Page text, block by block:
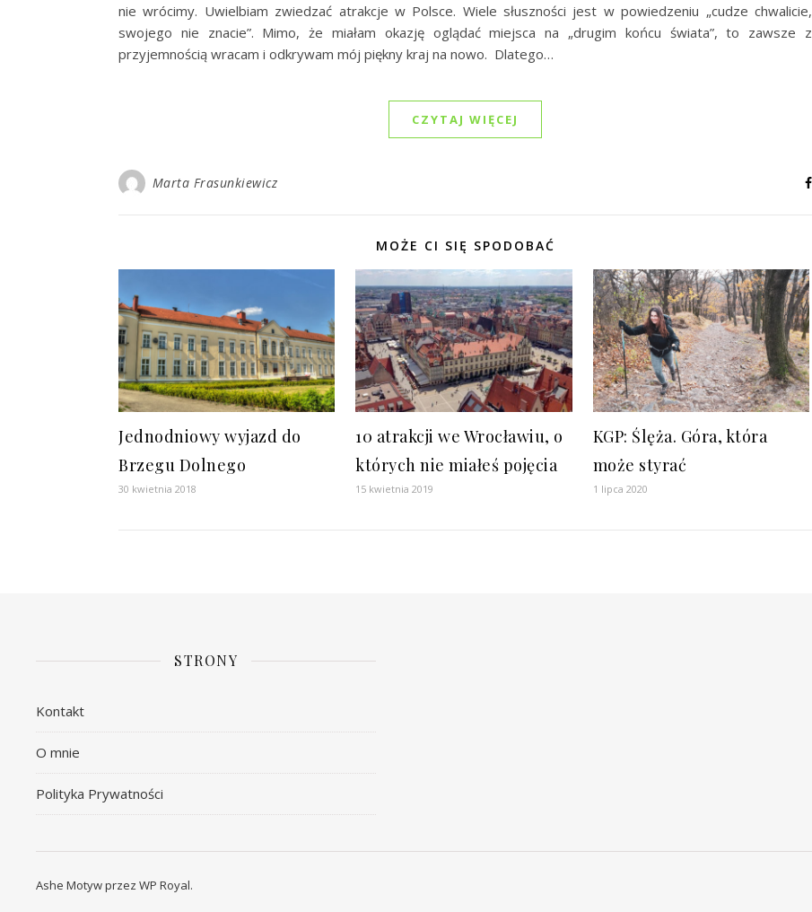
nie wrócimy. Uwielbiam zwiedzać atrakcje w Polsce. Wiele słuszności jest w powiedzeniu „cudze chwalicie,
swojego nie znacie”. Mimo, że miałam okazję oglądać miejsca na „drugim końcu świata”, to zawsze z
przyjemnością wracam i odkrywam mój piękny kraj na nowo. Dlatego…
CZYTAJ WIĘCEJ
Marta Frasunkiewicz
MOŻE CI SIĘ SPODOBAĆ
Jednodniowy wyjazd do
Brzegu Dolnego
30 kwietnia 2018
10 atrakcji we Wrocławiu, o
których nie miałeś pojęcia
15 kwietnia 2019
KGP: Ślęża. Góra, która
może styrać
1 lipca 2020
STRONY
Kontakt
O mnie
Polityka Prywatności
Ashe Motyw przez WP Royal.